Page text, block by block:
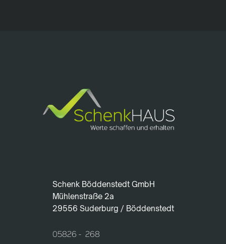
Schenk Böddenstedt GmbH
Mühlenstraße 2a
29556 Suderburg / Böddenstedt
05826 - 268